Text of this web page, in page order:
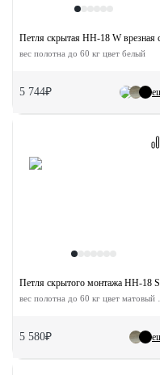
Петля скрытая HH-18 W врезная с
вес полотна до 60 кг цвет белый
5 744₽
Петля скрытого монтажа HH-18
5 580₽